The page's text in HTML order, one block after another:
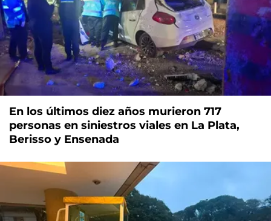
En los últimos diez años murieron 717
personas en siniestros viales en La Plata,
Berisso y Ensenada